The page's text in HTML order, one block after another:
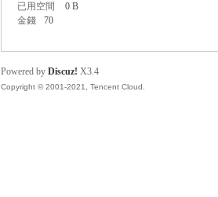
已用空間
0 B
金錢
70
Powered by Discuz! X3.4
Copyright © 2001-2021, Tencent Cloud.